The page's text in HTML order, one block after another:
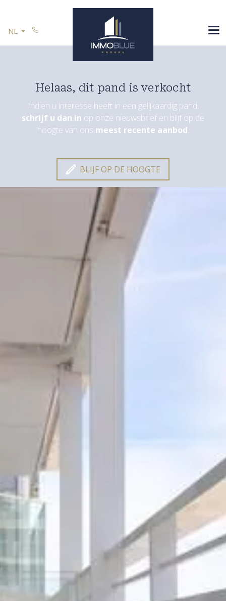
Menu overslaan en naar de inhoud gaan
NL
Blijf op de hoogte
SPANJE
U VERKOOPT
REFERENTIES
CONTACT
Helaas, dit pand is verkocht
Indien u interesse heeft in een gelijkaardig pand,
schrijf u dan in op onze nieuwsbrief en blijf op de
hoogte van ons meest recente aanbod.
BLIJF OP DE HOOGTE